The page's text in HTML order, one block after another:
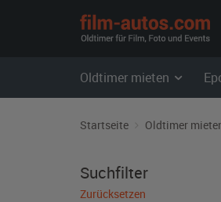
Oldtimer mieten
Startseite Oldtimer
Suchfilter
Zurücksetzen